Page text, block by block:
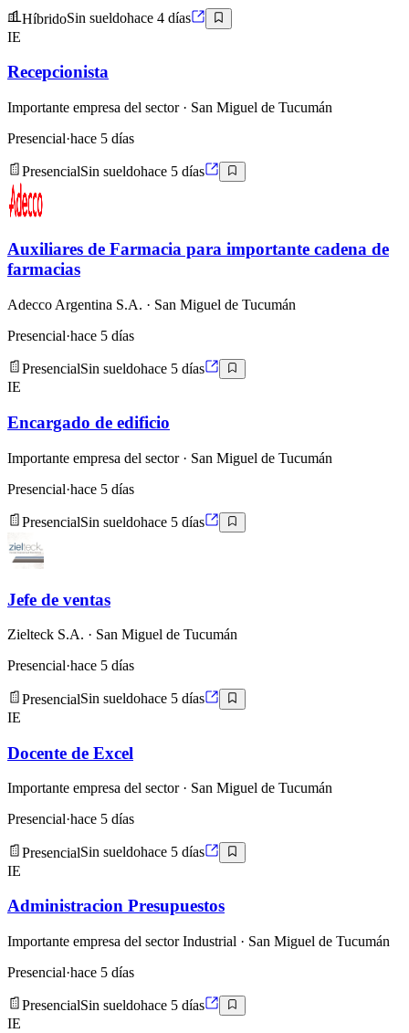
HíbridoSin sueldohace 4 días
IE
Recepcionista
Importante empresa del sector· San Miguel de Tucumán
Presencial·hace 5 días
PresencialSin sueldohace 5 días
Auxiliares de Farmacia para importante cadena de
farmacias
Adecco Argentina S.A. · San Miguel de Tucumán
Presencial·hace 5 días
PresencialSin sueldohace 5 días
IE
Encargado de edificio
Importante empresa del sector· San Miguel de Tucumán
Presencial·hace 5 días
PresencialSin sueldohace 5 días
Jefe de ventas
Zielteck S.A. · San Miguel de Tucumán
Presencial·hace 5 días
PresencialSin sueldohace 5 días
IE
Docente de Excel
Importante empresa del sector· San Miguel de Tucumán
Presencial·hace 5 días
PresencialSin sueldohace 5 días
IE
Administracion Presupuestos
Importante empresa del sector Industrial · San Miguel de Tucumán
Presencial·hace 5 días
PresencialSin sueldohace 5 días
IE